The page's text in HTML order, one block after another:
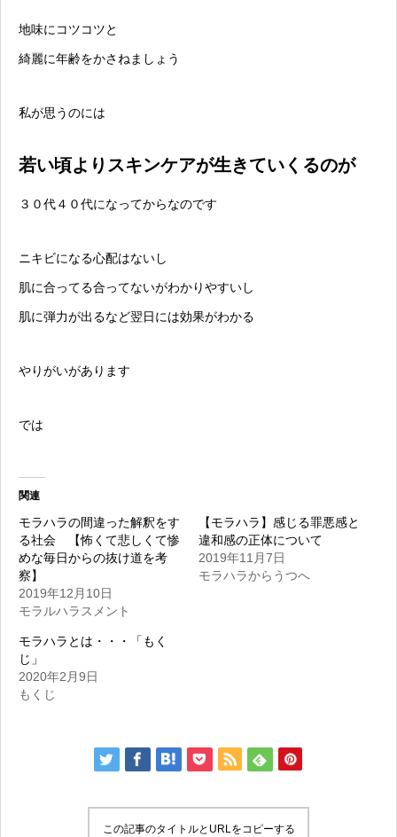
地味にコツコツと
綺麗に年齢をかさねましょう
私が思うのには
若い頃よりスキンケアが生きていくるのが
３０代４０代になってからなのです
ニキビになる心配はないし
肌に合ってる合ってないがわかりやすいし
肌に弾力が出るなど翌日には効果がわかる
やりがいがあります
では
関連
モラハラの間違った解釈をす
る社会 【怖くて悲しくて惨
めな毎日からの抜け道を考
察】
2019年12月10日
モラルハラスメント
【モラハラ】感じる罪悪感と
違和感の正体について
2019年11月7日
モラハラからうつへ
モラハラとは・・・「もく
じ」
2020年2月9日
もくじ
この記事のタイトルとURLをコピーする